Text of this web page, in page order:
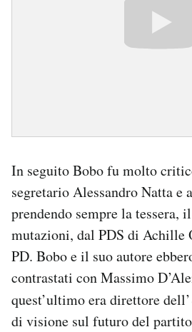
In seguito Bobo fu molto
segretario Alessandro Natta e
prendendo sempre la tessera,
mutazioni, dal PDS di Achille
PD. Bobo e il suo autore
contrastati con Massimo
quest’ultimo era direttore dell’
di visione sul futuro del